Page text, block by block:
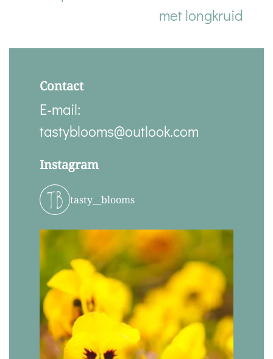
met longkruid
Contact
E-mail:
tastyblooms@outlook.com
Instagram
tasty__blooms